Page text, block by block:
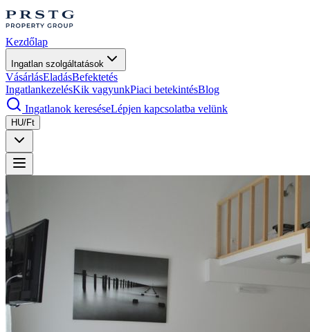
Kezdőlap
Ingatlan szolgáltatások
VásárlásEladásBefektetés
IngatlankezelésKik vagyunkPiaci betekintésBlog
Ingatlanok kereséseLépjen kapcsolatba velünk
HU/Ft